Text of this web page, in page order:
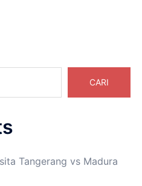
CARI
Tangerang vs Madura